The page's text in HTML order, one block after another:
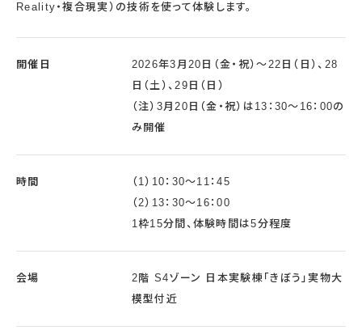
Reality・複合現実）の技術を使って体験します。
開催日
2026年3月20日（金・祝）～22日（日）、28
日（土）、29日（日）
（注）3月20日（金・祝）は13：30～16：00の
み開催
時間
（1）10：30～11：45
（2）13：30～16：00
1枠15分間、体験時間は5分程度
会場
2階 S4ゾーン 日本実験棟「きぼう」実物大
模型付近